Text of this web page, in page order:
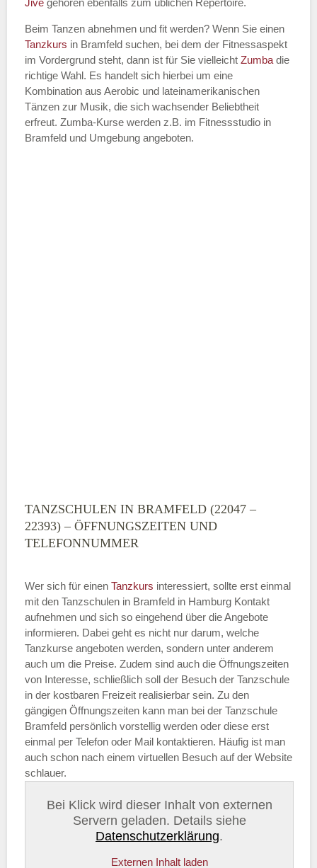
Tanzart*
Jive gehören ebenfalls zum üblichen Repertoire.
Beim Tanzen abnehmen und fit werden? Wenn Sie einen
Tanzkurs in Bramfeld suchen, bei dem der Fitnessaspekt
im Vordergrund steht, dann ist für Sie vielleicht Zumba die
richtige Wahl. Es handelt sich hierbei um eine
Kombination aus Aerobic und lateinamerikanischen
Tänzen zur Musik, die sich wachsender Beliebtheit
erfreut. Zumba-Kurse werden z.B. im Fitnessstudio in
Bramfeld und Umgebung angeboten.
TANZSCHULEN IN BRAMFELD (22047 –
22393) – ÖFFNUNGSZEITEN UND
TELEFONNUMMER
Wer sich für einen Tanzkurs interessiert, sollte erst einmal
mit den Tanzschulen in Bramfeld in Hamburg Kontakt
aufnehmen und sich so eingehend über die Angebote
informieren. Dabei geht es nicht nur darum, welche
Tanzkurse angeboten werden, sondern unter anderem
auch um die Preise. Zudem sind auch die Öffnungszeiten
von Interesse, schließlich soll der Besuch der Tanzschule
in der kostbaren Freizeit realisierbar sein. Zu den
gängigen Öffnungszeiten kann man bei der Tanzschule
Bramfeld persönlich vorstellig werden oder diese erst
einmal per Telefon oder Mail kontaktieren. Häufig ist man
auch schon nach einem virtuellen Besuch auf der Website
schlauer.
Bei Klick wird dieser Inhalt von externen
Servern geladen. Details siehe
Datenschutzerklärung.
Externen Inhalt laden